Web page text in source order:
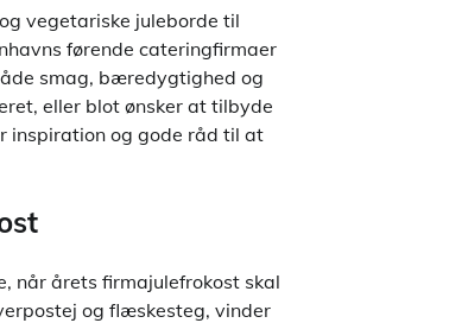
vegetariske juleborde til
førende cateringfirmaer
smag, bæredygtighed og
eller blot ønsker at tilbyde
inspiration og gode råd til at
når årets firmajulefrokost skal
og flæskesteg, vinder